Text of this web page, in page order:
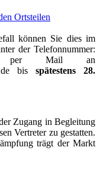
Ortsteilen
können Sie dies im
der Telefonnummer:
per Mail an
bis spätestens 28.
Zugang in Begleitung
Vertreter zu gestatten.
trägt der Markt